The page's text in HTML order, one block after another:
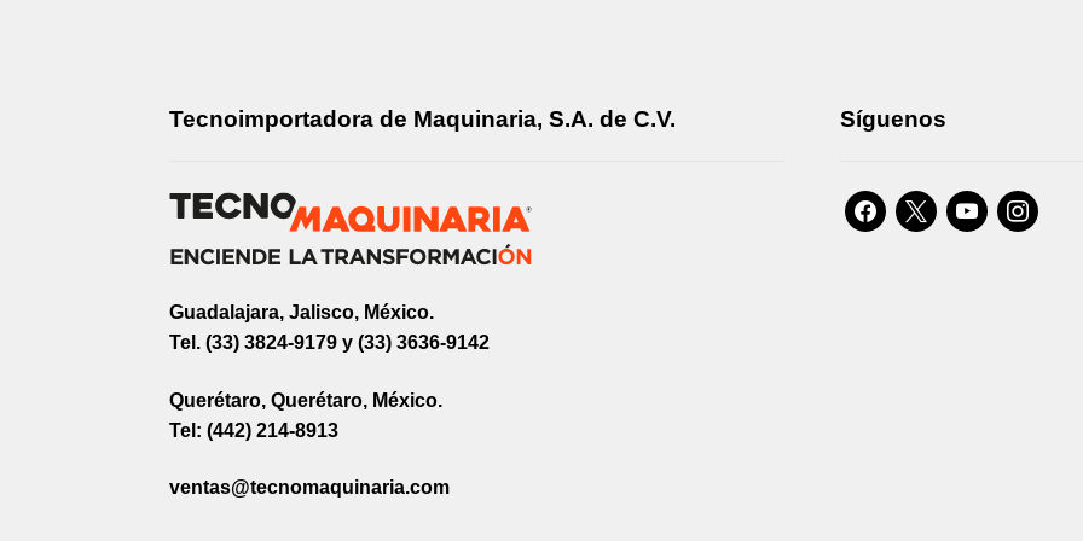
Tecnoimportadora de Maquinaria, S.A. de C.V.
Guadalajara, Jalisco, México.
Tel. (33) 3824-9179 y (33) 3636-9142
Querétaro, Querétaro, México.
Tel: (442) 214-8913
ventas@tecnomaquinaria.com
Síguenos
facebook
x youtube